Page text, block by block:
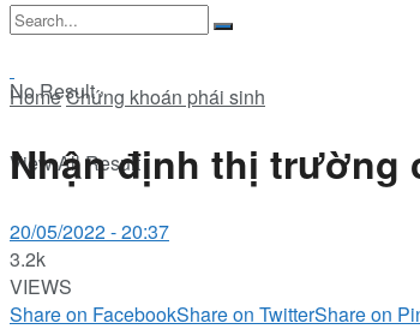
No Result
View All Result
HomeChứng khoán phái sinh
Nhận định thị trường
20/05/2022 - 20:37
3.2k
VIEWS
Share on FacebookShare on TwitterShare on